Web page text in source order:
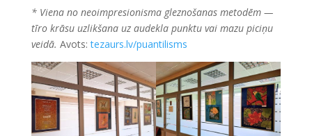
* Viena no neoimpresionisma gleznošanas metodēm —
tīro krāsu uzlikšana uz audekla punktu vai mazu piciņu
veidā. Avots:tezaurs.lv/puantilisms